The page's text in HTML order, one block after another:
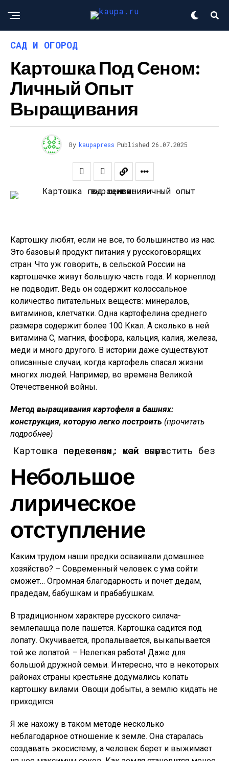
САД И ОГОРОД
Картошка Под Сеном:
Личный Опыт
Выращивания
By kaupapress Published 26.07.2025
Картошку любят, если не все, то большинство из нас.
Это базовый продукт питания у русскоговорящих
стран. Что уж говорить, в сельской России на
картошечке живут большую часть года. И корнеплод
не подводит. Ведь он содержит колоссальное
количество питательных веществ: минералов,
витаминов, клетчатки. Одна картофелина среднего
размера содержит более 100 Ккал. А сколько в ней
витамина C, магния, фосфора, кальция, калия, железа,
меди и много другого. В истории даже существуют
описанные случаи, когда картофель спасал жизни
многих людей. Например, во времена Великой
Отечественной войны.
Метод выращивания картофеля в башнях:
конструкция, которую легко построить (прочитать
подробнее)
Картошка под сеном: как вырастить без перекопки, мой опыт
Небольшое
лирическое
отступление
Каким трудом наши предки осваивали домашнее
хозяйство? – Современный человек с ума сойти
сможет… Огромная благодарность и почет дедам,
прадедам, бабушкам и прабабушкам.
В традиционном характере русского силача-
землепашца поле пашется. Картошка садится под
лопату. Окучивается, пропалывается, выкапывается
той же лопатой. – Нелегкая работа! Даже для
большой дружной семьи. Интересно, что в некоторых
районах страны крестьяне додумались копать
картошку вилами. Овощи добыты, а землю кидать не
приходится.
Я же нахожу в таком методе несколько
неблагодарное отношение к земле. Она старалась
создавать экосистему, а человек берет и выжимает